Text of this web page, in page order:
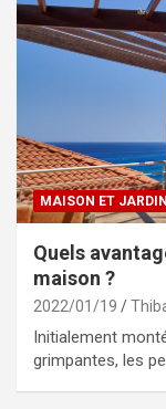
MAISON ET JARDIN
Quels
maison ?
2022/01/19
Initialement
grimpantes, les